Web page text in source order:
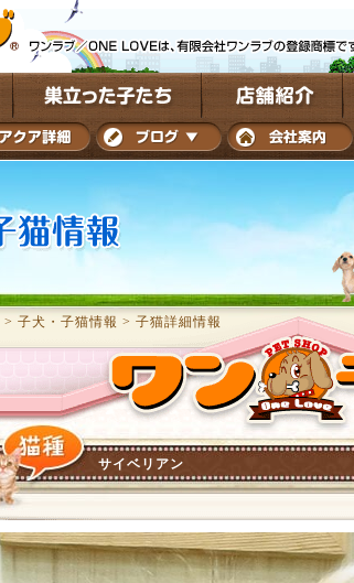
> 子犬・子猫情報 > 子猫詳細情報
サイベリアン